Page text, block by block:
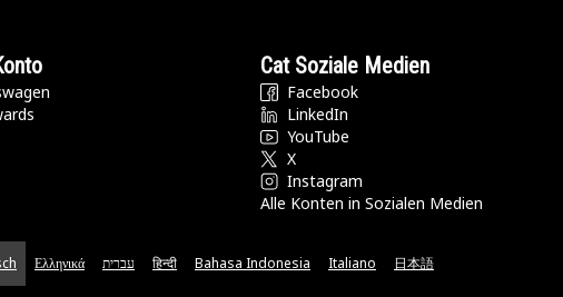
Cat Soziale Medien
Facebook
LinkedIn
YouTube
X
Instagram
Alle Konten in Sozialen Medien
Ελληνικά עברית हिन्दी Bahasa Indonesia Italiano 日本語